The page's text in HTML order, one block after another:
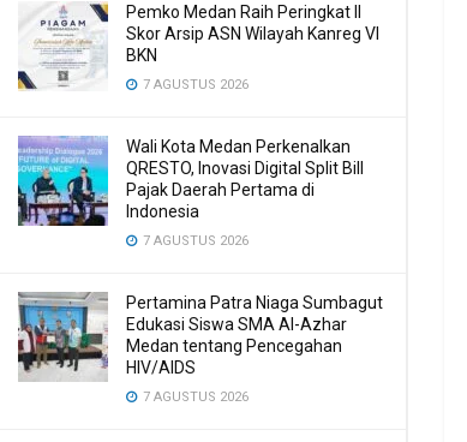
Pemko Medan Raih Peringkat II
Skor Arsip ASN Wilayah Kanreg VI
BKN
7 AGUSTUS 2026
Wali Kota Medan Perkenalkan
QRESTO, Inovasi Digital Split Bill
Pajak Daerah Pertama di
Indonesia
7 AGUSTUS 2026
Pertamina Patra Niaga Sumbagut
Edukasi Siswa SMA Al-Azhar
Medan tentang Pencegahan
HIV/AIDS
7 AGUSTUS 2026